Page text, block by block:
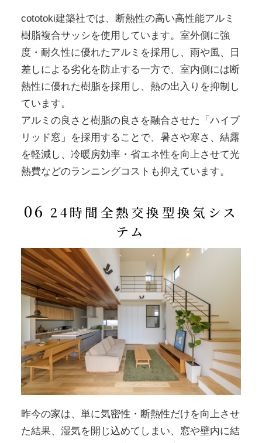
cototoki建築社では、断熱性の高い高性能アルミ
樹脂複合サッシを使用しています。室外側に強
度・耐久性に優れたアルミを採用し、雨や風、日
差しによる劣化を防止する一方で、室内側には断
熱性に優れた樹脂を採用し、熱の出入りを抑制し
ています。
アルミの良さと樹脂の良さを融合させた「ハイブ
リッド窓」を採用することで、暑さや寒さ、結露
を軽減し、冷暖房効率・省エネ性を向上させて光
熱費などのランニングコストも抑えています。
06 24時間全熱交換型換気シス
テム
昨今の家は、単に気密性・断熱性だけを向上させ
た結果、湿気を開じ込めてしまい、窓や壁内に結